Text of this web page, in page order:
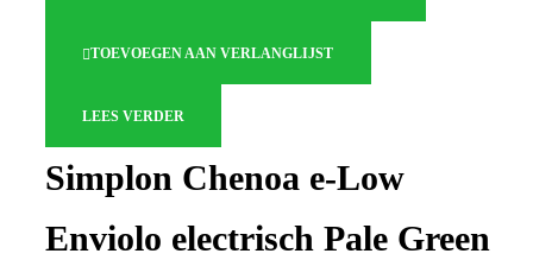
TOEVOEGEN AAN VERLANGLIJST
LEES VERDER
Simplon Chenoa e-Low
Enviolo electrisch Pale Green